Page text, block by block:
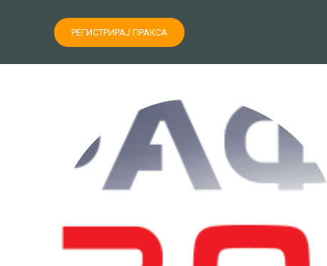
РЕГИСТРИРАЈ ПРАКСА